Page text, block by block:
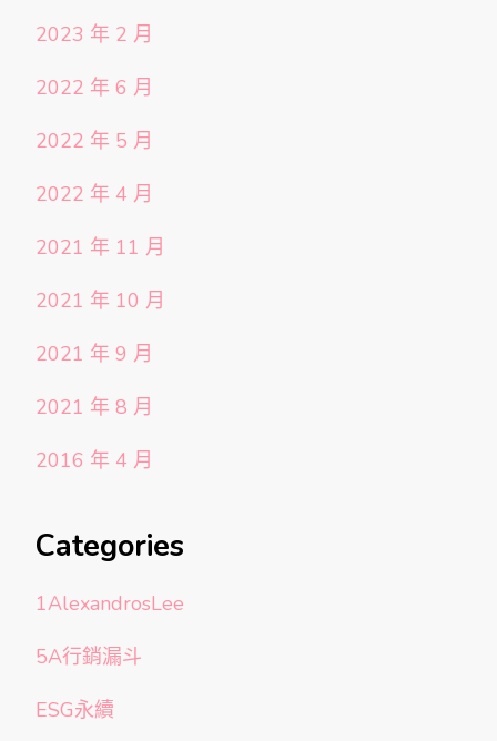
2023 年 2 月
2022 年 6 月
2022 年 5 月
2022 年 4 月
2021 年 11 月
2021 年 10 月
2021 年 9 月
2021 年 8 月
2016 年 4 月
Categories
1AlexandrosLee
5A行銷漏斗
ESG永續